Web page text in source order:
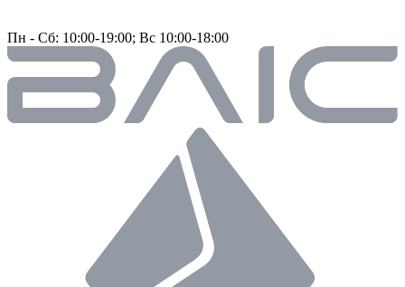
Пн - Сб: 10:00-19:00; Вс 10:00-18:00